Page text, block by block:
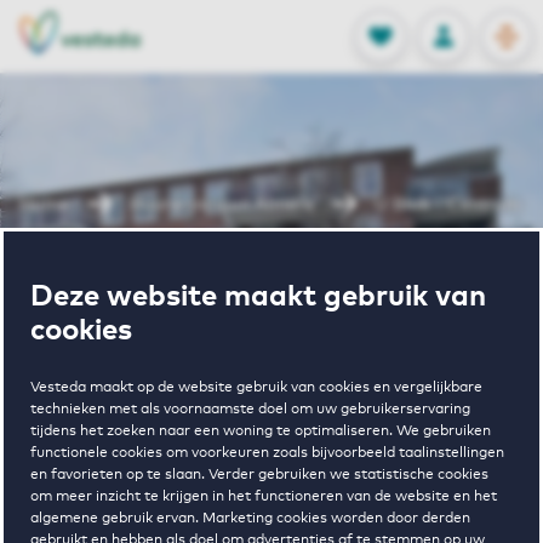
Deze website maakt gebruik van
cookies
Vesteda maakt op de website gebruik van cookies en vergelijkbare
technieken met als voornaamste doel om uw gebruikerservaring
tijdens het zoeken naar een woning te optimaliseren. We gebruiken
functionele cookies om voorkeuren zoals bijvoorbeeld taalinstellingen
en favorieten op te slaan. Verder gebruiken we statistische cookies
om meer inzicht te krijgen in het functioneren van de website en het
algemene gebruik ervan. Marketing cookies worden door derden
FAVORIETEN
Opgeslagen
INLOGGEN
NL
EN
Home Huurwoningen Almere U Blok - Centrum
Wonen in U
Blok - Centrum